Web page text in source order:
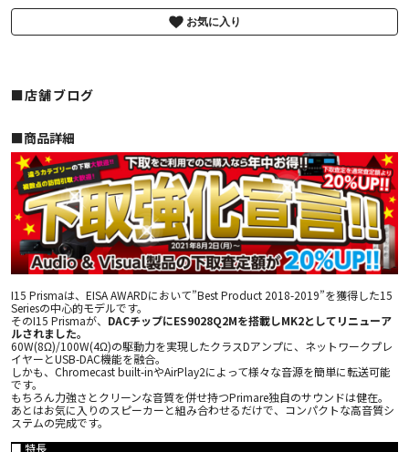
お気に入り
■店舗ブログ
■︎商品詳細
I15 Prismaは、EISA AWARDにおいて”Best Product 2018-2019”を獲得した15
Seriesの中心的モデルです。
そのI15 Prismaが、 DACチップにES9028Q2Mを搭載しMK2としてリニューア
ルされました。
60W(8Ω)/100W(4Ω)の駆動力を実現したクラスDアンプに、ネットワークプレ
イヤーとUSB-DAC機能を融合。
しかも、Chromecast built-inやAirPlay2によって様々な音源を簡単に転送可能
です。
もちろん力強さとクリーンな音質を併せ持つPrimare独自のサウンドは健在。
あとはお気に入りのスピーカーと組み合わせるだけで、コンパクトな高音質シ
ステムの完成です。
■ 特長